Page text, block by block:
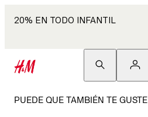
20% EN TODO INFANTIL
PUEDE QUE TAMBIÉN TE GUSTE